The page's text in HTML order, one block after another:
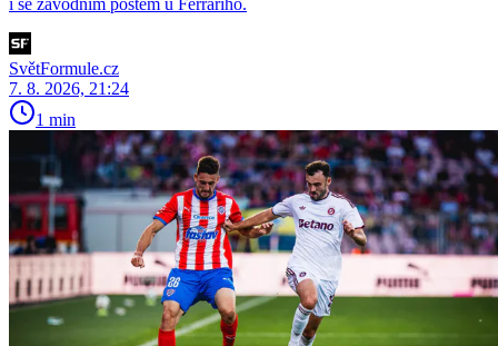
SvětFormule.cz
7. 8. 2026, 21:24
1 min